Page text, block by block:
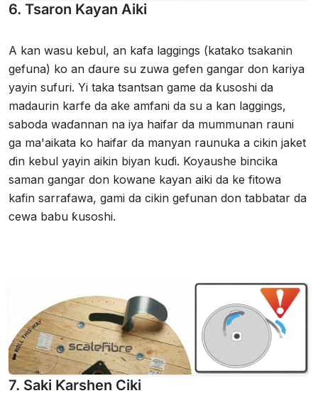
6. Tsaron Kayan Aiki
A kan wasu kebul, an kafa laggings (katako tsakanin
gefuna) ko an ɗaure su zuwa gefen gangar don kariya
yayin sufuri. Yi taka tsantsan game da ƙusoshi da
madaurin karfe da ake amfani da su a kan laggings,
saboda waɗannan na iya haifar da mummunan rauni
ga ma'aikata ko haifar da manyan raunuka a cikin jaket
ɗin kebul yayin aikin biyan kuɗi. Koyaushe bincika
saman gangar don kowane kayan aiki da ke fitowa
kafin sarrafawa, gami da cikin gefunan don tabbatar da
cewa babu ƙusoshi.
7. Saki Ƙarshen Ciki